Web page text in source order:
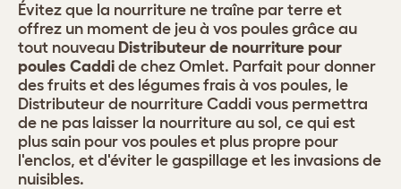
Évitez que la nourriture ne traîne par terre et
offrez un moment de jeu à vos poules grâce au
tout nouveau Distributeur de nourriture pour
poules Caddi de chez Omlet. Parfait pour donner
des fruits et des légumes frais à vos poules, le
Distributeur de nourriture Caddi vous permettra
de ne pas laisser la nourriture au sol, ce qui est
plus sain pour vos poules et plus propre pour
l'enclos, et d'éviter le gaspillage et les invasions de
nuisibles.